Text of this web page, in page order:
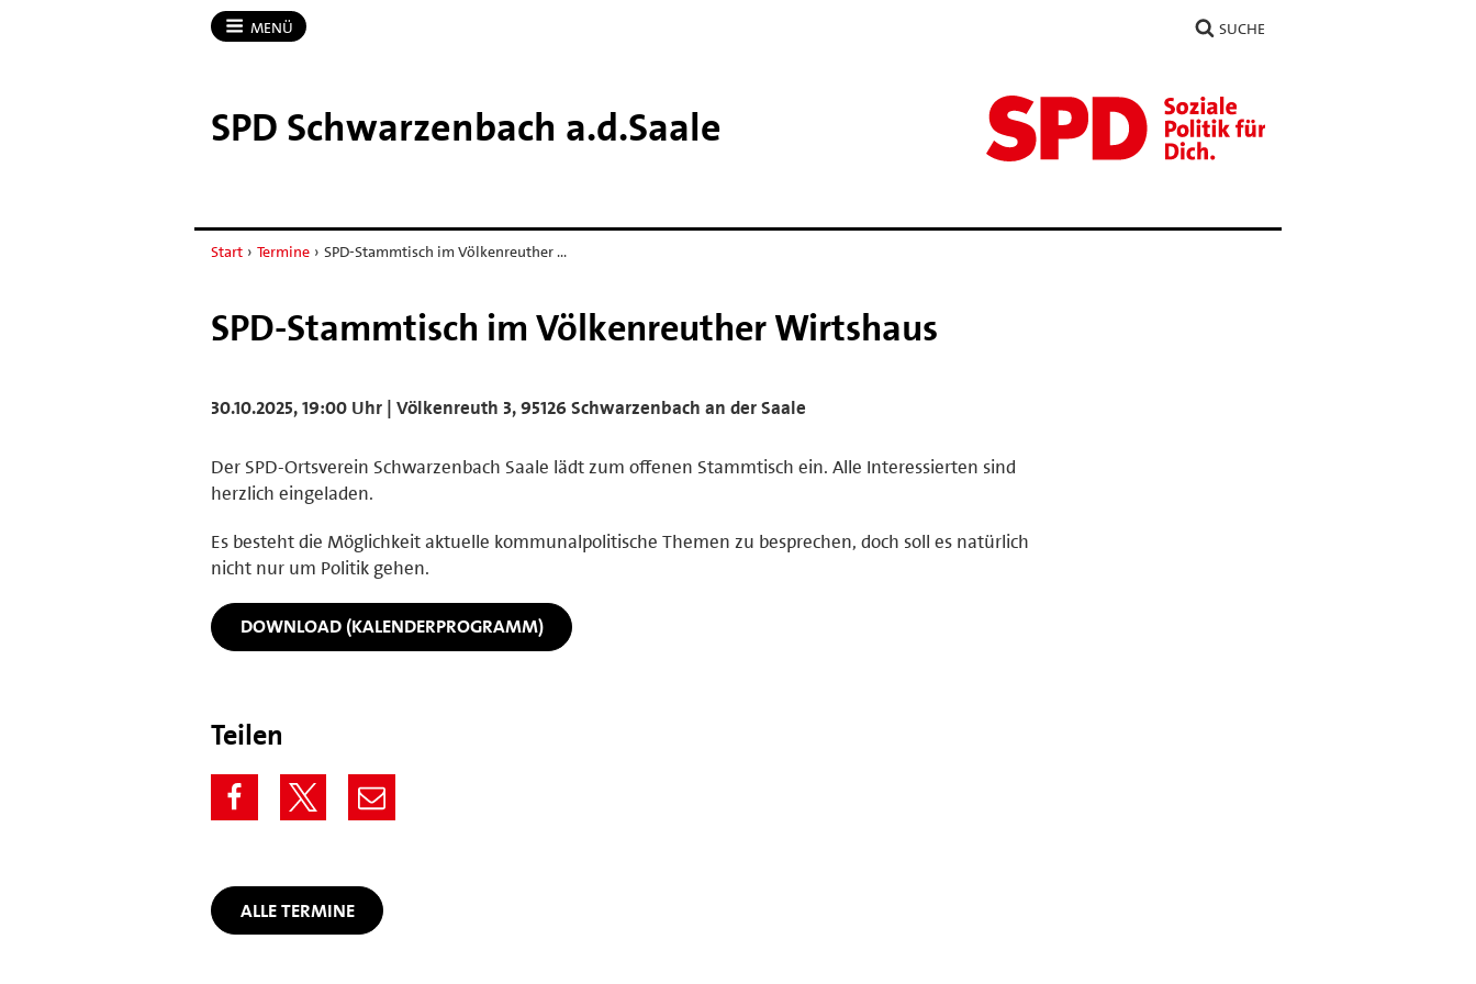
MENÜ SUCHE
SPD Schwarzenbach a.​d.​Saale
Start › Termine › SPD-Stammtisch im Völkenreuther …
SPD-Stammtisch im Völkenreuther Wirtshaus
30.10.2025, 19:00 Uhr | Völkenreuth 3, 95126 Schwarzenbach an der Saale
Der SPD-Ortsverein Schwarzenbach Saale lädt zum offenen Stammtisch ein. Alle Interessierten sind
herzlich eingeladen.
Es besteht die Möglichkeit aktuelle kommunalpolitische Themen zu besprechen, doch soll es natürlich
nicht nur um Politik gehen.
DOWNLOAD (KALENDERPROGRAMM)
Teilen
ALLE TERMINE